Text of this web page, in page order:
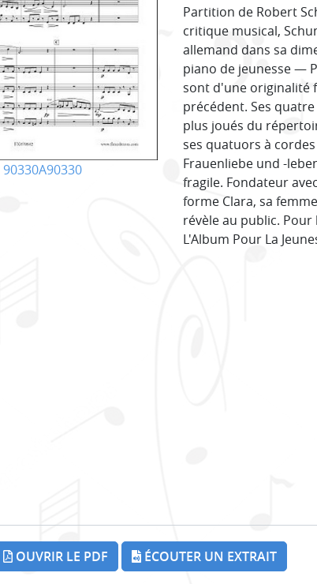
90330A90330
Partition de Robert
critique musical,
allemand dans sa
piano de jeunesse —
sont d'une originalité
précédent. Ses
plus joués du
ses quatuors à
Frauenliebe und -
fragile. Fondateur
forme Clara, sa
révèle au public.
L'Album Pour La
OUVRIR LE PDF ÉCOUTER UN EXTRAIT